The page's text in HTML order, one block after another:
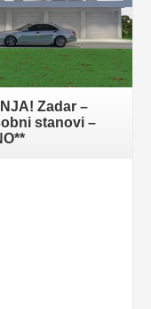
Zadar –
stanovi –